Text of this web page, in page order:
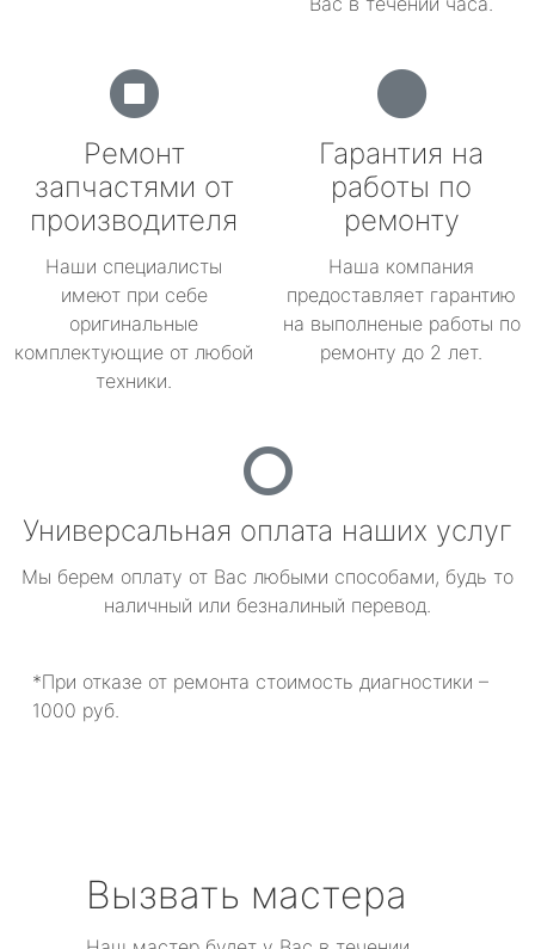
Ремонт
запчастями от
производителя
Наши специалисты
имеют при себе
оригинальные
комплектующие от любой
техники.
Гарантия на
работы по
ремонту
Наша компания
предоставляет гарантию
на выполненые работы по
ремонту до 2 лет.
Универсальная оплата наших услуг
Мы берем оплату от Вас любыми способами, будь то
наличный или безналиный перевод.
*При отказе от ремонта стоимость диагностики –
1000 руб.
Вызвать мастера